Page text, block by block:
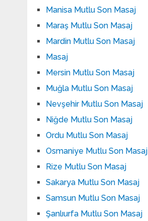
Manisa Mutlu Son Masaj
Maraş Mutlu Son Masaj
Mardin Mutlu Son Masaj
Masaj
Mersin Mutlu Son Masaj
Muğla Mutlu Son Masaj
Nevşehir Mutlu Son Masaj
Niğde Mutlu Son Masaj
Ordu Mutlu Son Masaj
Osmaniye Mutlu Son Masaj
Rize Mutlu Son Masaj
Sakarya Mutlu Son Masaj
Samsun Mutlu Son Masaj
Şanlıurfa Mutlu Son Masaj